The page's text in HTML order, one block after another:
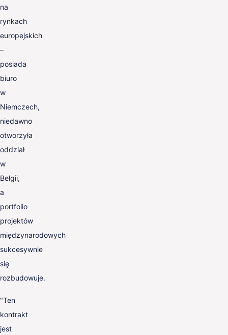
na
rynkach
europejskich
–
posiada
biuro
w
Niemczech,
niedawno
otworzyła
oddział
w
Belgii,
a
portfolio
projektów
międzynarodowych
sukcesywnie
się
rozbudowuje.
"Ten
kontrakt
jest